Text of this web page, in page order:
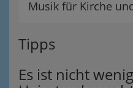
Musik für Kirche
Tipps
Es ist nicht